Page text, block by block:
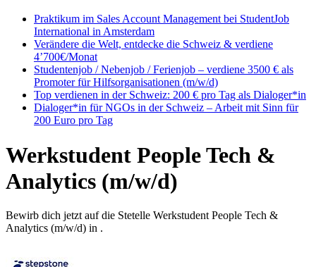
Praktikum im Sales Account Management bei StudentJob
International in Amsterdam
Verändere die Welt, entdecke die Schweiz & verdiene
4’700€/Monat
Studentenjob / Nebenjob / Ferienjob – verdiene 3500 € als
Promoter für Hilfsorganisationen (m/w/d)
Top verdienen in der Schweiz: 200 € pro Tag als Dialoger*in
Dialoger*in für NGOs in der Schweiz – Arbeit mit Sinn für
200 Euro pro Tag
Werkstudent People Tech &
Analytics (m/w/d)
Bewirb dich jetzt auf die Stetelle Werkstudent People Tech &
Analytics (m/w/d) in .